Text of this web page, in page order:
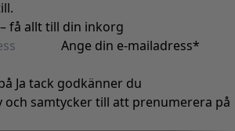
få allt till din inkorg
Ange din e-mailadress*
Ja tack godkänner du
och samtycker till att prenumerera på